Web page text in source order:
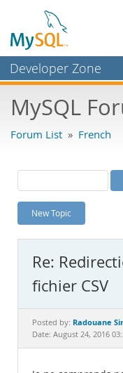
Developer Zone
Bugs
Labs
Planet MySQL
News and Events
MySQL.com
Downloads
Documentation
MySQL
Forum List » French
New Topic
Re:
fichier CSV
Posted by: Radouane Sir
Date: August 24, 2016